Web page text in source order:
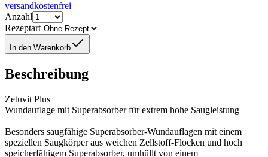
versandkostenfrei
Anzahl
Rezeptart
In den Warenkorb
Beschreibung
Zetuvit Plus
Wundauflage mit Superabsorber für extrem hohe Saugleistung
Besonders saugfähige Superabsorber-Wundauflagen mit einem
speziellen Saugkörper aus weichen Zellstoff-Flocken und hoch
speicherfähigem Superabsorber, umhüllt von einem